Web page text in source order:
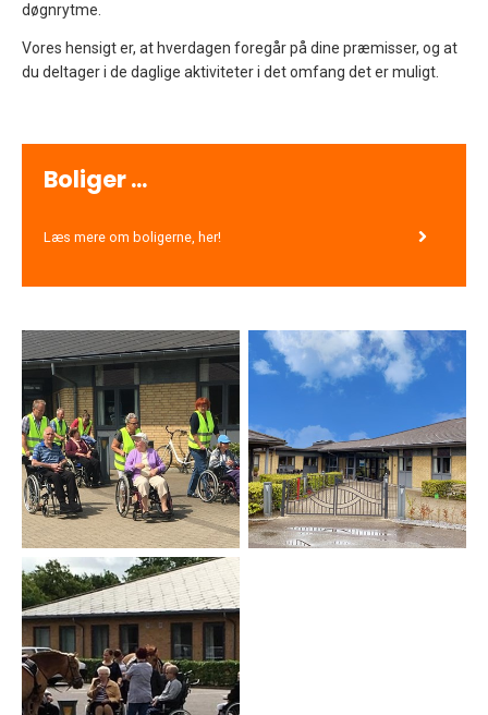
døgnrytme.
Vores hensigt er, at hverdagen foregår på dine præmisser, og at
du deltager i de daglige aktiviteter i det omfang det er muligt.
Boliger ...
Læs mere om boligerne, her!